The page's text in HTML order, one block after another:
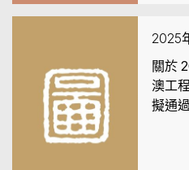
2025
關於
澳工
擬通